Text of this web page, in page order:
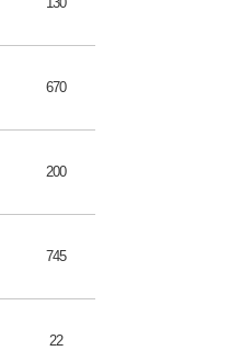
670
200
745
22